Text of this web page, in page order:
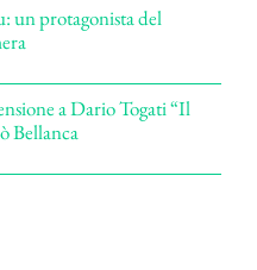
un protagonista del
a Dario Togati “Il
Bellanca